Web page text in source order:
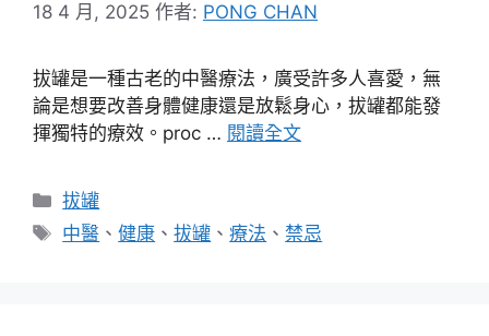
18 4 月, 2025 作者: PONG CHAN
拔罐是一種古老的中醫療法，廣受許多人喜愛，無
論是想要改善身體健康還是放鬆身心，拔罐都能發
揮獨特的療效。proc … 閱讀全文
分
類
拔罐
標
中醫 、健康 、拔罐 、療法 、禁忌